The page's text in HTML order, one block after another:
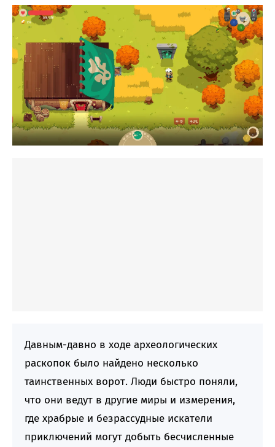
Давным-давно в ходе археологических
раскопок было найдено несколько
таинственных ворот. Люди быстро поняли,
что они ведут в другие миры и измерения,
где храбрые и безрассудные искатели
приключений могут добыть бесчисленные